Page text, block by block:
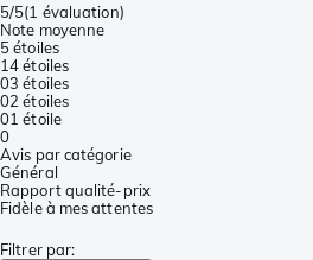
5/5(1 évaluation)
Note moyenne
5 étoiles
14 étoiles
03 étoiles
02 étoiles
01 étoile
0
Avis par catégorie
Général
Rapport qualité-prix
Fidèle à mes attentes
Filtrer par: